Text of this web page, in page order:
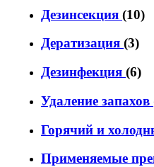
Дезинсекция (10)
Дератизация (3)
Дезинфекция (6)
Удаление запахов
Горячий и
Применяемые